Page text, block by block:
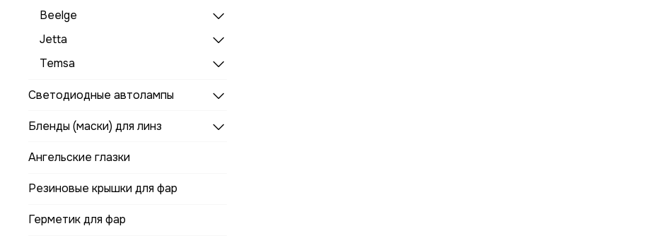
Beelge
Jetta
Temsa
Светодиодные автолампы
Бленды (маски) для линз
Ангельские глазки
Резиновые крышки для фар
Герметик для фар